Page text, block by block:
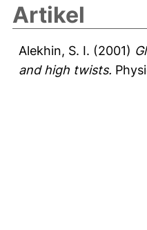
Artikel
Alekhin, S. I. (2001)
and high twists.